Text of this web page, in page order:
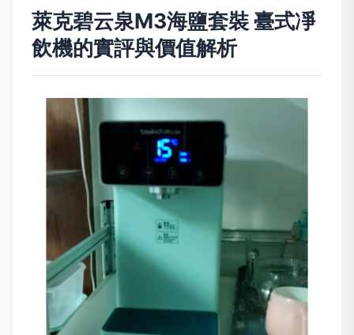
萊克碧云泉M3海鹽套裝 臺式凈
飲機的實評與價值解析